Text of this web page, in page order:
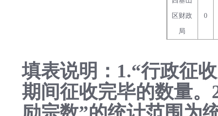
区财政
局
0
填表说明：1.“行政征
期间征收完毕的数量